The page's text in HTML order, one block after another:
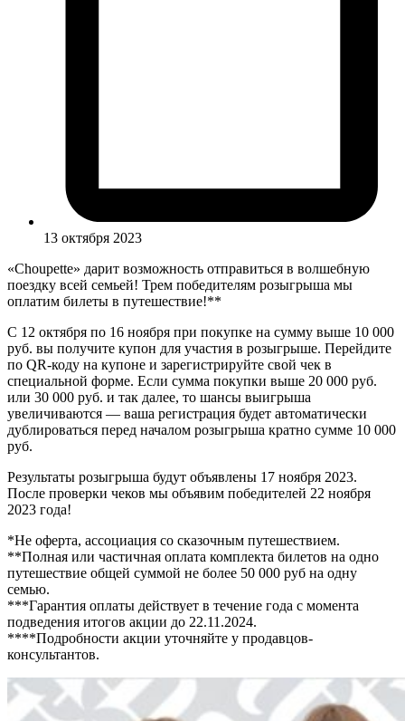
13 октября 2023
«Choupette» дарит возможность отправиться в волшебную
поездку всей семьей! Трем победителям розыгрыша мы
оплатим билеты в путешествие!**
С 12 октября по 16 ноября при покупке на сумму выше 10 000
руб. вы получите купон для участия в розыгрыше. Перейдите
по QR-коду на купоне и зарегистрируйте свой чек в
специальной форме. Если сумма покупки выше 20 000 руб.
или 30 000 руб. и так далее, то шансы выигрыша
увеличиваются — ваша регистрация будет автоматически
дублироваться перед началом розыгрыша кратно сумме 10 000
руб.
Результаты розыгрыша будут объявлены 17 ноября 2023.
После проверки чеков мы объявим победителей 22 ноября
2023 года!
*Не оферта, ассоциация со сказочным путешествием.
**Полная или частичная оплата комплекта билетов на одно
путешествие общей суммой не более 50 000 руб на одну
семью.
***Гарантия оплаты действует в течение года с момента
подведения итогов акции до 22.11.2024.
****Подробности акции уточняйте у продавцов-
консультантов.